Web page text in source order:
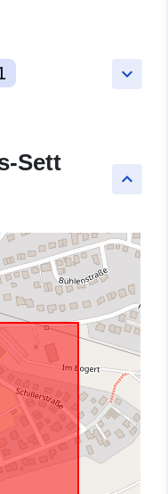
keyboard_arrow_down
keyboard_arrow_up
Sett